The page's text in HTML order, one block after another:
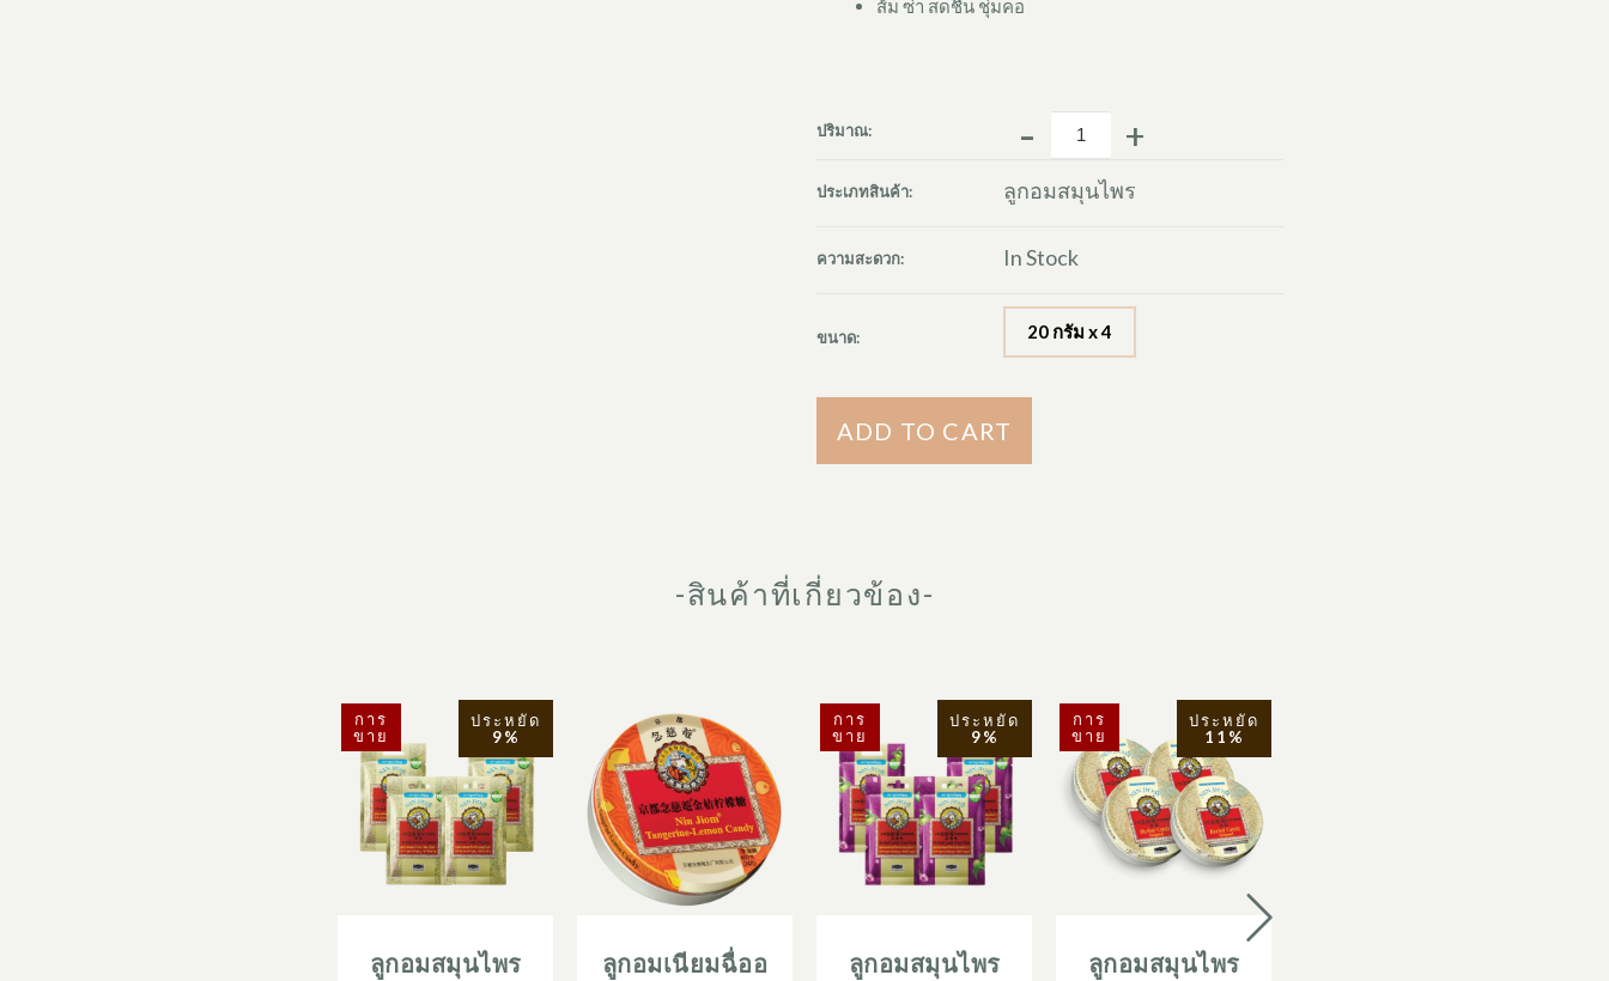
ส้ม ซ่า สดชื่น ชุ่มคอ
ปริมาณ: - +
ประเภทสินค้า: ลูกอมสมุนไพร
ความสะดวก: In Stock
ขนาด: 20 กรัม x 4
ADD TO CART
-สินค้าที่เกี่ยวข้อง-
การ
ขาย
ประหยัด
9%
ลูกอมสมุนไพร
ลูกอมเนียมฉื่ออ
การ
ขาย
ประหยัด
9%
ลูกอมสมุนไพร
การ
ขาย
ประหยัด
11%
ลูกอมสมุนไพร